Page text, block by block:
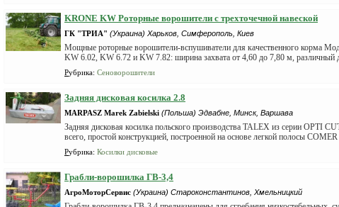
KRONE KW Роторные ворошители с трехточечной навеской
ГК "ТРИА" (Украина) Харьков, Симферополь, Киев
Мощные роторные ворошители-вспушиватели для качественного корма
KW 6.02, KW 6.72 и KW 7.82: ширина захвата от 4,60 до 7,80 м, различный
Рубрика: Сеноворошители
Задняя дисковая косилка 2.8
MARPASZ Marek Zabielski (Польша) Эдвабне, Минск, Варшава
Задняя дисковая косилка польского производства TALEX из серии OPTI
всего, простой конструкцией, построенной на основе легкой полосы
Рубрика: Косилки дисковые
Грабли-ворошилка ГВ-3,4
АгроМоторСервис (Украина) Староконстантинов, Хмельницкий